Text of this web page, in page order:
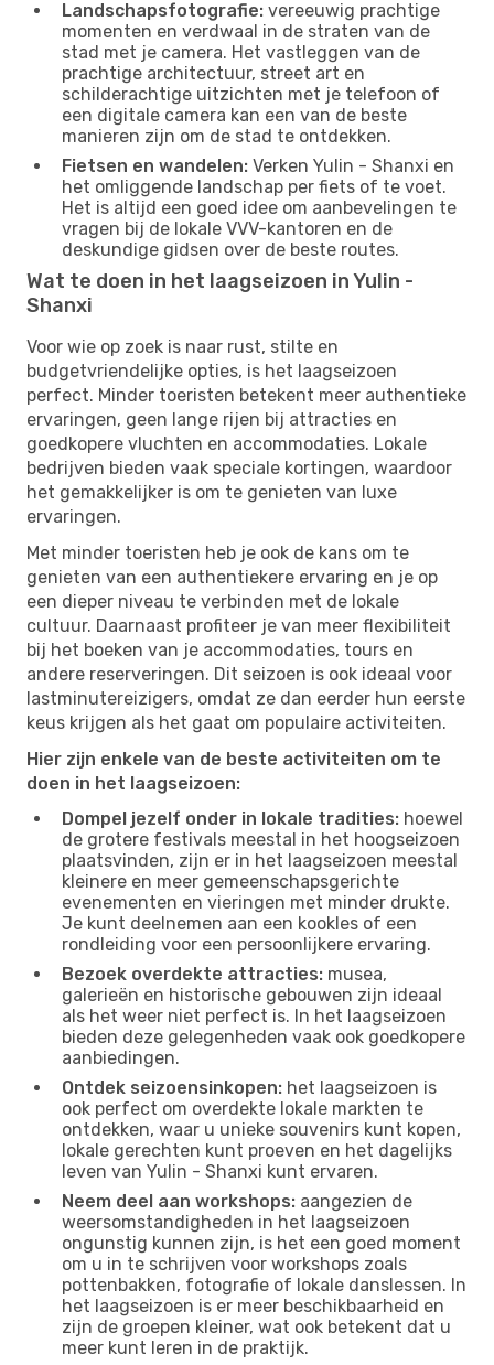
Landschapsfotografie: vereeuwig prachtige
momenten en verdwaal in de straten van de
stad met je camera. Het vastleggen van de
prachtige architectuur, street art en
schilderachtige uitzichten met je telefoon of
een digitale camera kan een van de beste
manieren zijn om de stad te ontdekken.
Fietsen en wandelen: Verken Yulin - Shanxi en
het omliggende landschap per fiets of te voet.
Het is altijd een goed idee om aanbevelingen te
vragen bij de lokale VVV-kantoren en de
deskundige gidsen over de beste routes.
Wat te doen in het laagseizoen in Yulin -
Shanxi
Voor wie op zoek is naar rust, stilte en
budgetvriendelijke opties, is het laagseizoen
perfect. Minder toeristen betekent meer authentieke
ervaringen, geen lange rijen bij attracties en
goedkopere vluchten en accommodaties. Lokale
bedrijven bieden vaak speciale kortingen, waardoor
het gemakkelijker is om te genieten van luxe
ervaringen.
Met minder toeristen heb je ook de kans om te
genieten van een authentiekere ervaring en je op
een dieper niveau te verbinden met de lokale
cultuur. Daarnaast profiteer je van meer flexibiliteit
bij het boeken van je accommodaties, tours en
andere reserveringen. Dit seizoen is ook ideaal voor
lastminutereizigers, omdat ze dan eerder hun eerste
keus krijgen als het gaat om populaire activiteiten.
Hier zijn enkele van de beste activiteiten om te
doen in het laagseizoen:
Dompel jezelf onder in lokale tradities: hoewel
de grotere festivals meestal in het hoogseizoen
plaatsvinden, zijn er in het laagseizoen meestal
kleinere en meer gemeenschapsgerichte
evenementen en vieringen met minder drukte.
Je kunt deelnemen aan een kookles of een
rondleiding voor een persoonlijkere ervaring.
Bezoek overdekte attracties: musea,
galerieën en historische gebouwen zijn ideaal
als het weer niet perfect is. In het laagseizoen
bieden deze gelegenheden vaak ook goedkopere
aanbiedingen.
Ontdek seizoensinkopen: het laagseizoen is
ook perfect om overdekte lokale markten te
ontdekken, waar u unieke souvenirs kunt kopen,
lokale gerechten kunt proeven en het dagelijks
leven van Yulin - Shanxi kunt ervaren.
Neem deel aan workshops: aangezien de
weersomstandigheden in het laagseizoen
ongunstig kunnen zijn, is het een goed moment
om u in te schrijven voor workshops zoals
pottenbakken, fotografie of lokale danslessen. In
het laagseizoen is er meer beschikbaarheid en
zijn de groepen kleiner, wat ook betekent dat u
meer kunt leren in de praktijk.